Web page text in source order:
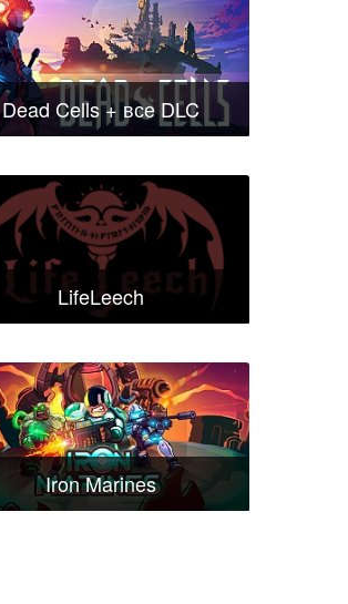
Dead Cells + все DLC
LifeLeech
Iron Marines